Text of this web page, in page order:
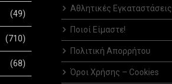
(49)
(710)
(68)
Αθλητικές Εγκαταστάσεις
Ποιοί Είμαστε!
Πολιτική Απορρήτου
Όροι Χρήσης – Cookies